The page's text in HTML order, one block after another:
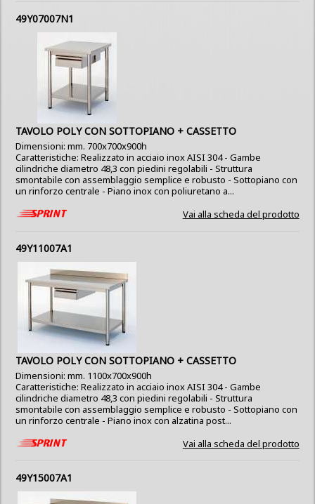
49Y07007N1
TAVOLO POLY CON SOTTOPIANO + CASSETTO
Dimensioni: mm. 700x700x900h
Caratteristiche: Realizzato in acciaio inox AISI 304 - Gambe
cilindriche diametro 48,3 con piedini regolabili - Struttura
smontabile con assemblaggio semplice e robusto - Sottopiano con
un rinforzo centrale - Piano inox con poliuretano a...
Vai alla scheda del prodotto
49Y11007A1
TAVOLO POLY CON SOTTOPIANO + CASSETTO
Dimensioni: mm. 1100x700x900h
Caratteristiche: Realizzato in acciaio inox AISI 304 - Gambe
cilindriche diametro 48,3 con piedini regolabili - Struttura
smontabile con assemblaggio semplice e robusto - Sottopiano con
un rinforzo centrale - Piano inox con alzatina post...
Vai alla scheda del prodotto
49Y15007A1